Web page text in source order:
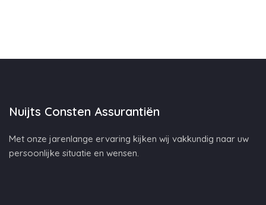
Nuijts Consten Assurantiën
Met onze jarenlange ervaring kijken wij vakkundig naar uw
persoonlijke situatie en wensen.